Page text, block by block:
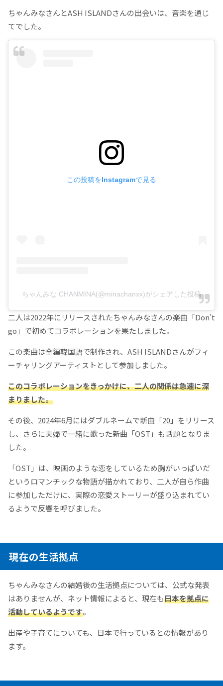
ちゃんみなさんとASH ISLANDさんの出会いは、音楽を通じ
てでした。​
この投稿をInstagramで見る
ちゃんみな CHANMINA(@minachanxx)がシェアした投稿
二人は2022年にリリースされたちゃんみなさんの楽曲「Don’t
go」で初めてコラボレーションを果たしました。
この楽曲は全編韓国語で制作され、ASH ISLANDさんがフィ
ーチャリングアーティストとして参加しました。​
このコラボレーションをきっかけに、二人の関係は急速に深
まりました。
その後、2024年6月にはダブルネームで新曲「20」をリリース
し、さらに夫婦で一緒に歌った新曲「OST」も話題となりま
した。​
「OST」は、映画のような恋をしているため胸がいっぱいだ
というロマンチックな物語が描かれており、二人が自ら作曲
に参加しただけに、実際の恋愛ストーリーが盛り込まれてい
るようで反響を呼びました。
現在の生活拠点
ちゃんみなさんの結婚後の生活拠点については、公式な発表
はありませんが、ネット情報によると、現在も日本を拠点に
活動しているようです。
出産や子育てについても、日本で行っているとの情報があり
ます。